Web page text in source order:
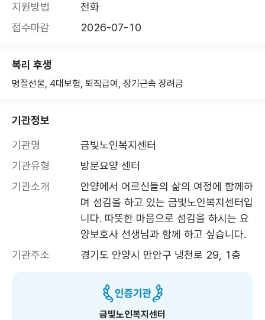
지원방법
전화
접수마감
2026-07-10
복리 후생
명절선물, 4대보험, 퇴직급여, 장기근속 장려금
기관정보
기관명
금빛노인복지센터
기관유형
방문요양 센터
기관소개
안양에서 어르신들의 삶의 여정에 함께하
며 섬김을 하고 있는 금빛노인복지센터입
니다. 따뜻한 마음으로 섬김을 하시는 요
양보호사 선생님과 함께 하고 싶습니다.
기관주소
경기도 안양시 만안구 냉천로 29, 1층
금빛노인복지센터